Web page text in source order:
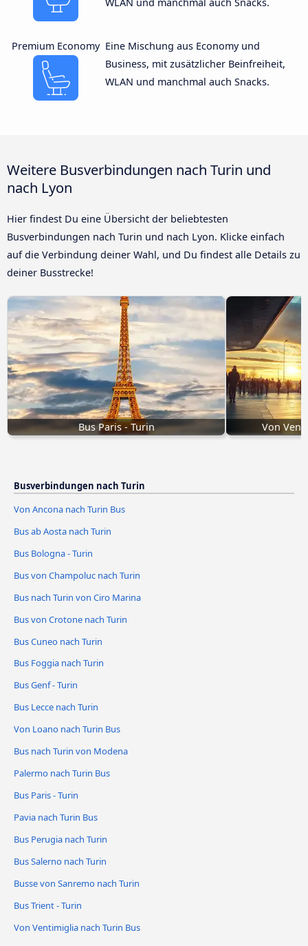
Premium Economy Eine Mischung aus Economy und
Business, mit zusätzlicher Beinfreiheit,
WLAN und manchmal auch Snacks.
Weitere Busverbindungen nach Turin und
nach Lyon
Hier findest Du eine Übersicht der beliebtesten
Busverbindungen nach Turin und nach Lyon. Klicke einfach
auf die Verbindung deiner Wahl, und Du findest alle Details zu
deiner Busstrecke!
Bus Paris - Turin Von
Busverbindungen nach Turin
Von Ancona nach Turin Bus
Bus ab Aosta nach Turin
Bus Bologna - Turin
Bus von Champoluc nach Turin
Bus nach Turin von Ciro Marina
Bus von Crotone nach Turin
Bus Cuneo nach Turin
Bus Foggia nach Turin
Bus Genf - Turin
Bus Lecce nach Turin
Von Loano nach Turin Bus
Bus nach Turin von Modena
Palermo nach Turin Bus
Bus Paris - Turin
Pavia nach Turin Bus
Bus Perugia nach Turin
Bus Salerno nach Turin
Busse von Sanremo nach Turin
Bus Trient - Turin
Von Ventimiglia nach Turin Bus